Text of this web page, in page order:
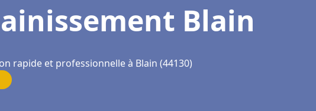
Blain
rapide et professionnelle à Blain (44130)